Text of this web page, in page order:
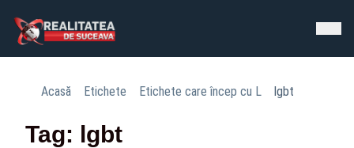
Acasă Etichete Etichete care încep cu L lgbt
Tag: lgbt